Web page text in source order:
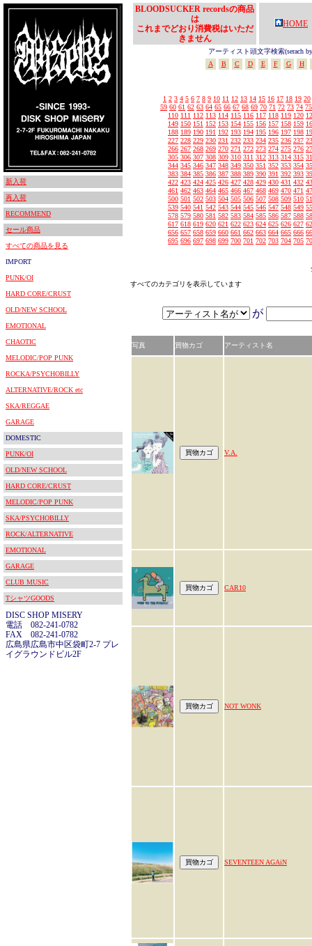
新入荷
再入荷
RECOMMEND
セール商品
すべての商品を見る
IMPORT
PUNK/OI
HARD CORE/CRUST
OLD/NEW SCHOOL
EMOTIONAL
CHAOTIC
MELODIC/POP PUNK
ROCKA/PSYCHOBILLY
ALTERNATIVE/ROCK etc
SKA/REGGAE
GARAGE
DOMESTIC
PUNK/OI
OLD/NEW SCHOOL
HARD CORE/CRUST
MELODIC/POP PUNK
SKA/PSYCHOBILLY
ROCK/ALTERNATIVE
EMOTIONAL
GARAGE
CLUB MUSIC
TシャツGOODS
DISC SHOP MISERY
電話 082-241-0782
FAX 082-241-0782
広島県広島市中区袋町2-7 プレ
イグラウンドビル2F
BLOODSUCKER recordsの商品
は
これまでどおり消費税はいただ
きません
HOME
アーティスト頭文字検索(serach
A
B C D E F G H
1 2 3 4 5 6 7 8 9 10 11 12 13 14 15 16 17 18 19 20
59 60 61 62 63 64 65 66 67 68 69 70 71 72 73 74 75
110 111 112 113 114 115 116 117 118 119 120
149 150 151 152 153 154 155 156 157 158 159
188 189 190 191 192 193 194 195 196 197 198
227 228 229 230 231 232 233 234 235 236 237
266 267 268 269 270 271 272 273 274 275 276
305 306 307 308 309 310 311 312 313 314 315
344 345 346 347 348 349 350 351 352 353 354
383 384 385 386 387 388 389 390 391 392 393
422 423 424 425 426 427 428 429 430 431 432
461 462 463 464 465 466 467 468 469 470 471
500 501 502 503 504 505 506 507 508 509 510
539 540 541 542 543 544 545 546 547 548 549
578 579 580 581 582 583 584 585 586 587 588
617 618 619 620 621 622 623 624 625 626 627
656 657 658 659 660 661 662 663 664 665 666
695 696 697 698 699 700 701 702 703 704 705
すべてのカテゴリを表示しています
が
写真 買物カゴ アーティスト名
V.A.
CAR10
NOT WONK
SEVENTEEN AGAiN